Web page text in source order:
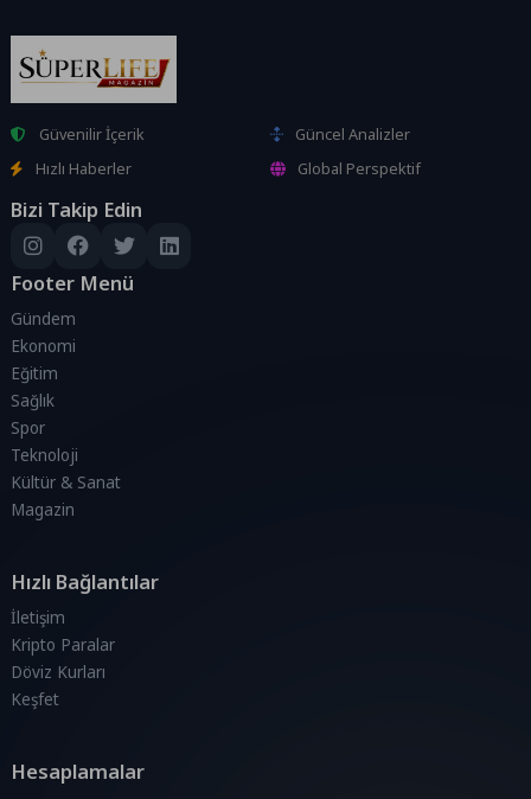
Güvenilir İçerik
Güncel Analizler
Hızlı Haberler
Global Perspektif
Bizi Takip Edin
Footer Menü
Gündem
Ekonomi
Eğitim
Sağlık
Spor
Teknoloji
Kültür & Sanat
Magazin
Hızlı Bağlantılar
İletişim
Kripto Paralar
Döviz Kurları
Keşfet
Hesaplamalar